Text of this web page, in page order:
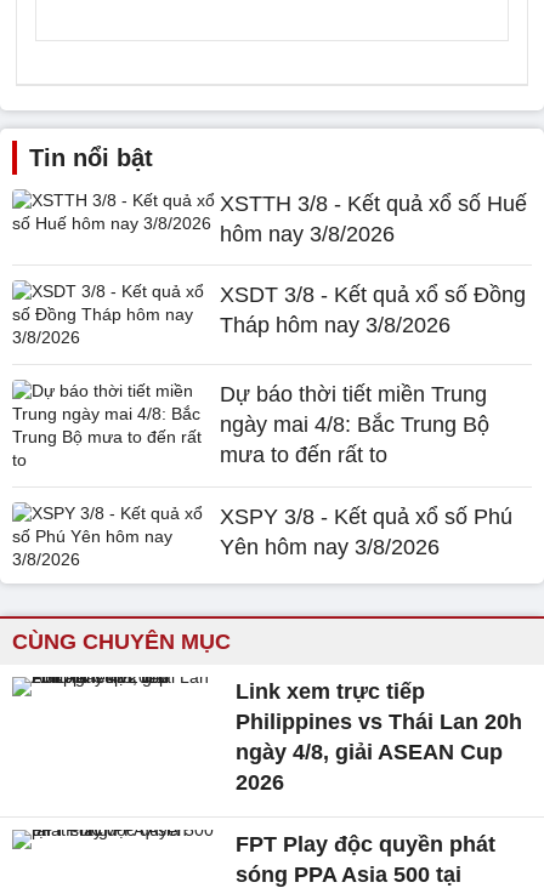
Tin nổi bật
XSTTH 3/8 - Kết quả xổ số Huế
hôm nay 3/8/2026
XSDT 3/8 - Kết quả xổ số Đồng
Tháp hôm nay 3/8/2026
Dự báo thời tiết miền Trung
ngày mai 4/8: Bắc Trung Bộ
mưa to đến rất to
XSPY 3/8 - Kết quả xổ số Phú
Yên hôm nay 3/8/2026
CÙNG CHUYÊN MỤC
Link xem trực tiếp
Philippines vs Thái Lan 20h
ngày 4/8, giải ASEAN Cup
2026
FPT Play độc quyền phát
sóng PPA Asia 500 tại